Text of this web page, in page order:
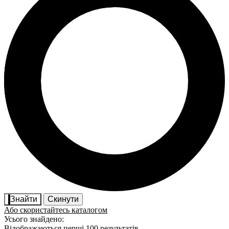
Знайти
Скинути
Або скористайтесь каталогом
Усього знайдено: